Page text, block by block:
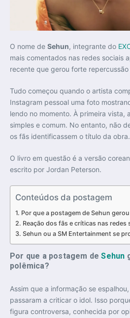
O nome de Sehun, integrante do
mais comentados nas redes sociais
recente que gerou forte
Tudo começou quando o artista
Instagram pessoal uma foto
lendo no momento. À primeira vista,
simples e comum. No entanto, não
os fãs identificassem o título da obra.
O livro em questão é a versão
escrito por Jordan Peterson.
Conteúdos da postagem
Por que a postagem de Sehun
Reação dos fãs e críticas nas redes
Sehun ou a SM Entertainment se
Por que a postagem deSehun
polêmica?
Assim que a informação se
passaram a criticar o idol. Isso
figura controversa, conhecida por